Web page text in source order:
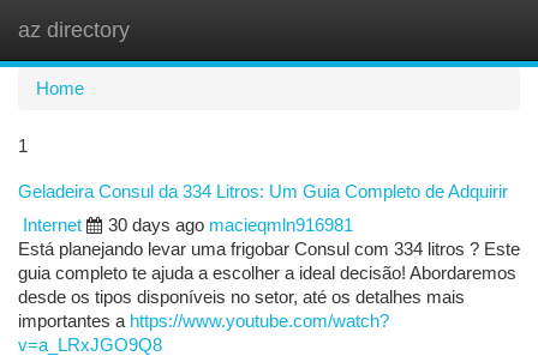
az directory
Home
1
Geladeira Consul da 334 Litros: Um Guia Completo de Adquirir
Internet
30 days ago macieqmln916981
Está planejando levar uma frigobar Consul com 334 litros ? Este
guia completo te ajuda a escolher a ideal decisão! Abordaremos
desde os tipos disponíveis no setor, até os detalhes mais
importantes a https://www.youtube.com/watch?
v=a_LRxJGO9Q8